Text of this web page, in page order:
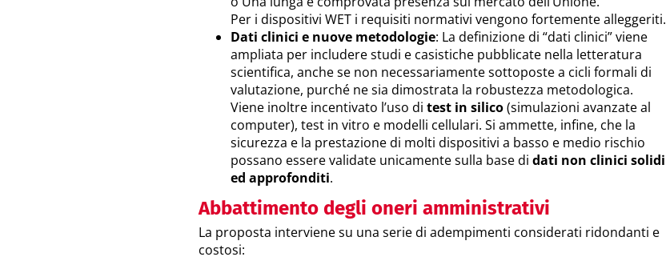
Per i dispositivi WET i requisiti normativi vengono fortemente alleggeriti.
Dati clinici e nuove metodologie: La definizione di “dati clinici” viene
ampliata per includere studi e casistiche pubblicate nella letteratura
scientifica, anche se non necessariamente sottoposte a cicli formali di
valutazione, purché ne sia dimostrata la robustezza metodologica.
Viene inoltre incentivato l’uso di test in silico(simulazioni avanzate al
computer), test in vitro e modelli cellulari. Si ammette, infine, che la
sicurezza e la prestazione di molti dispositivi a basso e medio rischio
possano essere validate unicamente sulla base di dati non clinici solidi
ed approfonditi.
Abbattimento degli oneri amministrativi
La proposta interviene su una serie di adempimenti considerati ridondanti e
costosi: